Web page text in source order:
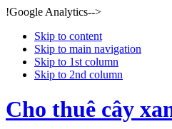
!Google Analytics-->
Skip to content
Skip to main navigation
Skip to 1st column
Skip to 2nd column
Cho thuê cây